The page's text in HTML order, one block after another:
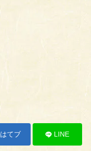
はてブ LINE